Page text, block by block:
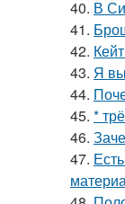
40. В
41.
42.
43. Я
44.
45. *
46.
47.